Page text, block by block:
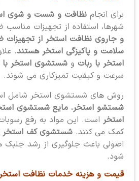
برای انجام نظافت و شست و شوی
شهرها، استفاده از تجهیزات
و جاروی نظافت استخر از تجهیزات
سلامت و پاکیزگی استخر هستند.
استخر با رباتو شستشوی استخر با
سرعت و کیفیت تمیزکاری می شوند.
روش های شستشوی استخر شامل
شستشو استخر، مایع شستشوی
استخراست. این مواد به رفع
کمک می کنند. شستشوی کف استخر
اصولی باعث جلوگیری از رشد جلبک
شود.
قیمت و هزینه خدمات نظافت استخر